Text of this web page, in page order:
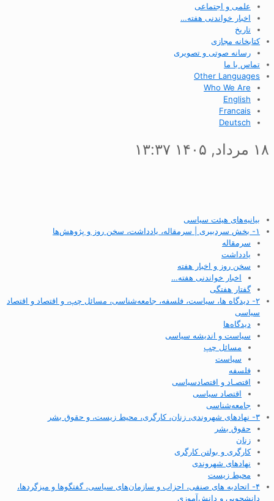
علمی و اجتماعی
اخبار خواندنی هفته…
تاریخ
کتابخانه مجازی
رسانه صوتی و تصویری
تماس با ما
Other Languages
Who We Are
English
Francais
Deutsch
۱۸ مرداد, ۱۴۰۵ ۱۳:۳۷
بیانیه‌های هیئت سیاسی
۱- بخش سردبیری | سرمقاله، یادداشت، سخن روز و پژوهش‌ها
سرمقاله
یادداشت
سخن روز و اخبار هفته
اخبار خواندنی هفته…
گفتار هفتگی
۲- دیدگاه ها، سیاست، فلسفه، جامعه‌شناسی، مسائل چپ، و اقتصاد و اقتصاد
سیاسی
دیدگاه‌ها
سیاست و اندیشه سیاسی
مسائل چپ
سیاست
فلسفه
اقتصـاد و اقتصاد‌سیاسی
اقتصاد سیاسی
جامعه‌شناسی
۳- نهادهای شهروندی، زنان، کارگری، محیط زیست، و حقوق بشر
حقوق بشر
زنان
کارگری و بولتن کارگری
نهادهای شهروندی
محیط زیست
۴- اتحادیه های صنفی، احزاب و سازمان‌های سیاسی، گفتگوها و میزگردها،
دانشجویی و دانش‌آموزی